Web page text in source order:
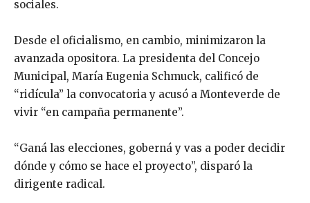
sociales.
Desde el oficialismo, en cambio, minimizaron la
avanzada opositora. La presidenta del Concejo
Municipal, María Eugenia Schmuck, calificó de
“ridícula” la convocatoria y acusó a Monteverde de
vivir “en campaña permanente”.
“Ganá las elecciones, goberná y vas a poder decidir
dónde y cómo se hace el proyecto”, disparó la
dirigente radical.